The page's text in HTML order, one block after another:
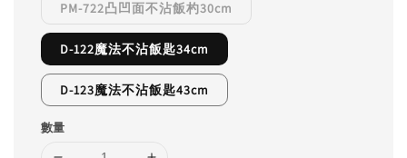
PM-722凸凹面不沾飯杓30cm
D-122魔法不沾飯匙34cm
D-123魔法不沾飯匙43cm
數量